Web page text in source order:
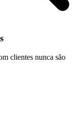
clientes nunca são